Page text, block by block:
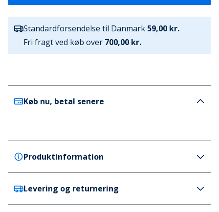
Standardforsendelse til Danmark 59,00 kr.
Fri fragt ved køb over 700,00 kr.
Køb nu, betal senere
Produktinformation
Levi's
Levi's Junior Dereck Hi Top Sneakers Marine Rød
Levering og returnering